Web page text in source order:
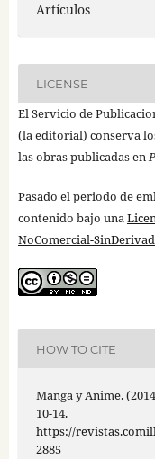
Artículos
LICENSE
El Servicio de
(la editorial) conserva
las obras publicadas en
Pasado el periodo de
contenido bajo una
NoComercial-
HOW TO CITE
Manga y Anime.
10-14.
https://
2885